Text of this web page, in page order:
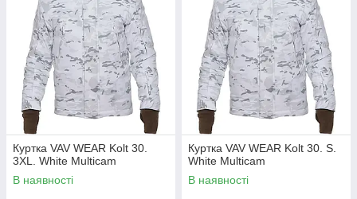
Куртка VAV WEAR Kolt 30.
3XL. White Multicam
В наявності
Куртка VAV WEAR Kolt 30. S.
White Multicam
В наявності